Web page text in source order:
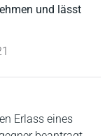
und lässt
Erlass eines